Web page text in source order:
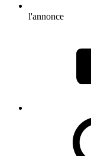
l'annonce